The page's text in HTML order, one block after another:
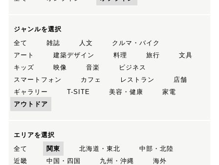
ジャンルを選択
全て
雑誌 人文
クルマ・バイク
アート
建築デザイン 料理 旅行
文具
キッズ
映像 音楽
ビジネス
スマートフォン
カフェ レストラン
店舗
ギャラリー
T-SITE 美容・健康
家電
アウトドア
エリアを選択
全て
関東 北海道・東北
中部・北陸
近畿
中国・四国 九州・沖縄 海外